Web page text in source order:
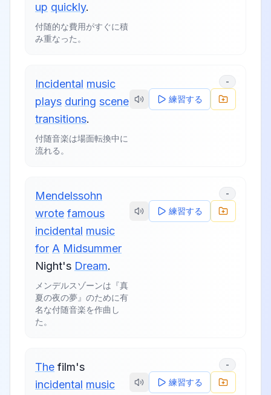
up quickly.
付随的な費用がすぐに積
み重なった。
Incidental music
plays during scene
transitions.
付随音楽は場面転換中に
流れる。
-
練習する
Mendelssohn
wrote famous
incidental music
for A Midsummer
Night's Dream.
メンデルスゾーンは『真
夏の夜の夢』のために有
名な付随音楽を作曲し
た。
-
練習する
The film's
incidental music
-
練習する